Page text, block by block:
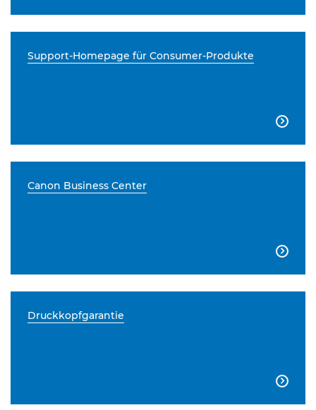
Support-Homepage für Consumer-Produkte

Canon Business Center

Druckkopfgarantie
